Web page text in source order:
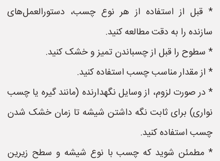
* قبل از استفاده از هر نوع چسب، دستورالعمل‌های
سازنده را به دقت مطالعه کنید.
* سطوح را قبل از چسباندن تمیز و خشک کنید.
* از مقدار مناسب چسب استفاده کنید.
* در صورت لزوم، از وسایل نگهدارنده (مانند گیره یا چسب
نواری) برای ثابت نگه داشتن شیشه تا زمان خشک شدن
چسب استفاده کنید.
* مطمئن شوید که چسب با نوع شیشه و سطح زیرین